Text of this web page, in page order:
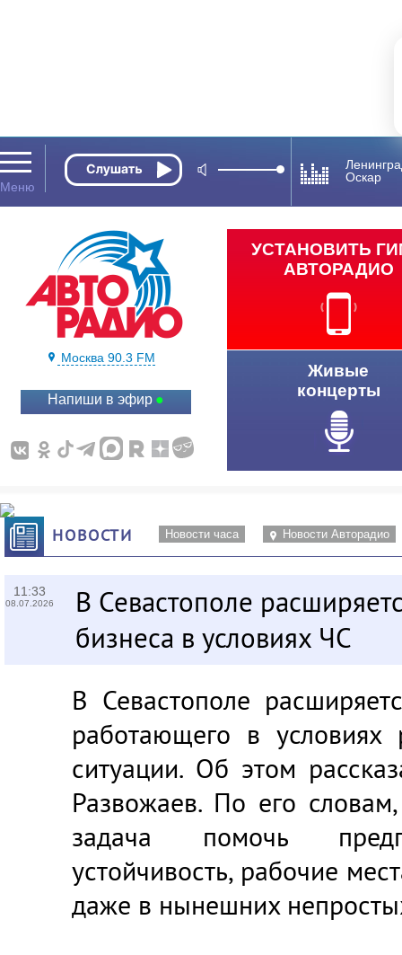
Оскар
Москва 90.3 FM
Напиши в эфир
УСТАНОВИТЬ
АВТОРАДИО
Живые
концерты
НОВОСТИ Новости часа Новости Авторадио
11:33
08.07.2026
В Севастополе
бизнеса в условиях ЧС
В Севастополе
работающего в условиях
ситуации. Об этом
Развожаев. По его
задача помочь
устойчивость, рабочие
даже в нынешних